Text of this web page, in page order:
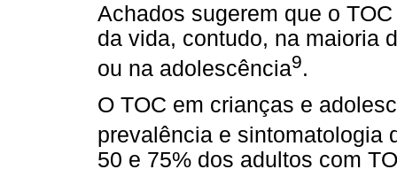
Achados sugerem que o
da vida, contudo, na maioria
ou na adolescência9.
O TOC em crianças e
prevalência e sintomatologia
50 e 75% dos adultos com